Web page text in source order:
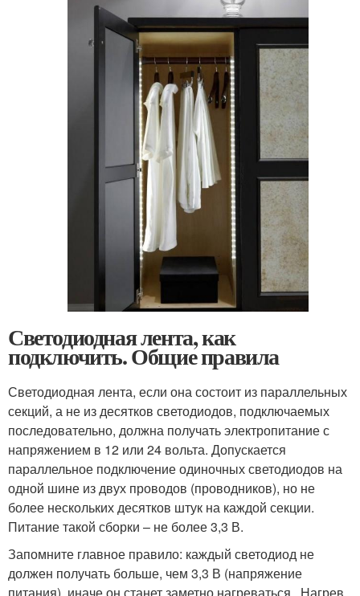
Светодиодная лента, как
подключить. Общие правила
Светодиодная лента, если она состоит из параллельных
секций, а не из десятков светодиодов, подключаемых
последовательно, должна получать электропитание с
напряжением в 12 или 24 вольта. Допускается
параллельное подключение одиночных светодиодов на
одной шине из двух проводов (проводников), но не
более нескольких десятков штук на каждой секции.
Питание такой сборки – не более 3,3 В.
Запомните главное правило: каждый светодиод не
должен получать больше, чем 3,3 В (напряжение